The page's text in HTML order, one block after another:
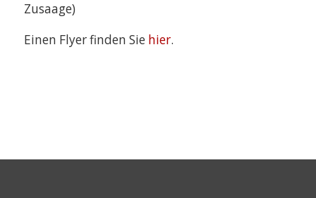
Zusaage)
Einen Flyer finden Sie hier.